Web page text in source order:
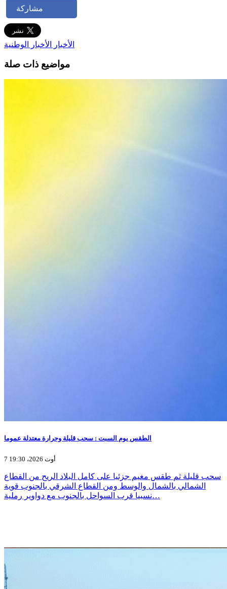
مشاركة
الأخبار الأخبار الوطنية
مواضيع ذات صلة
الطقس يوم السبت : سحب قليلة وحرارة معتدلة عموما
7 أوت 2026، 19:30
سحب قليلة ثم طقس مغيم جزئيا على كامل البلاد الريح من القطاع
الشمالي بالشمال والوسط ومن القطاع الشرقي بالجنوب قوية
نسبيا قرب السواحل بالجنوب مع دواوير رملية…